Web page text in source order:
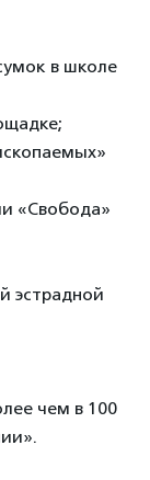
в школе
«Свобода»
эстрадной
чем в 100